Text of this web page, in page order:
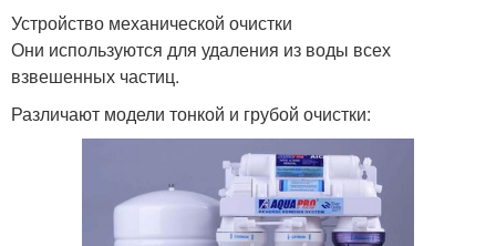
Устройство механической очистки
Они используются для удаления из воды всех
взвешенных частиц.
Различают модели тонкой и грубой очистки: